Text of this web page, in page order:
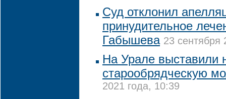
Суд отклонил
принудительное
Габышева 23 сентября
На Урале выставили
старообрядческую
2021 года, 10:39